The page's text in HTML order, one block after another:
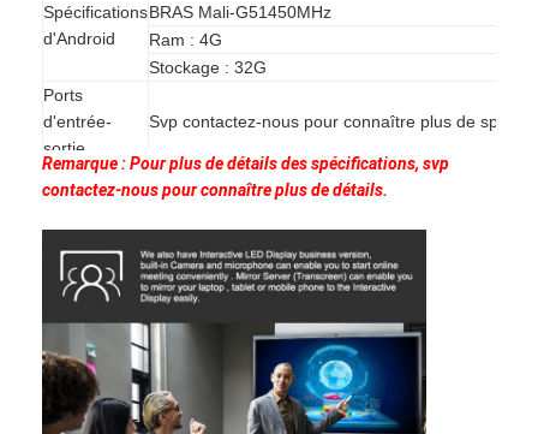
Spécifications
d'Android
BRAS Mali-G51450MHz
Ram : 4G
Stockage : 32G
Ports
d'entrée-
sortie
Svp contactez-nous pour connaître plus de
Front Button
LA PUISSANCE, SOURCE, LE MENU, VOL+,
ES, ENTRENT, AUTOGUIDENT
Construit in
camera
Construit
rangée 4 établie dans des microphones
Tension C.A. (100~240) V-50/60HZ
Chaîne de
Alimentation
générale
<1w>
Alimentation
générale<1w>
Remarque : Pour plus de détails des spécifications, svp
contactez-nous pour connaître plus de détails.